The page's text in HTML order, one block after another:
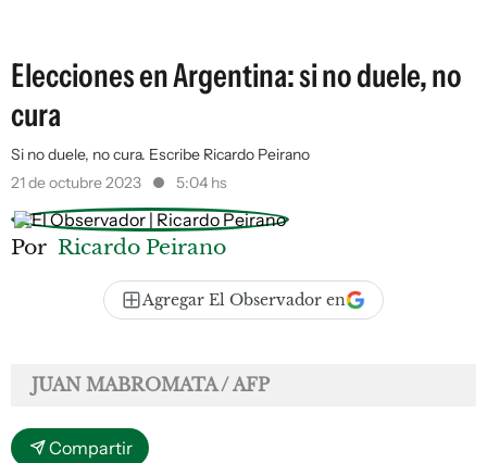
Elecciones en Argentina: si no duele, no
cura
Si no duele, no cura. Escribe Ricardo Peirano
21 de octubre 2023
5:04 hs
Por Ricardo Peirano
Agregar El Observador en
JUAN MABROMATA / AFP
Compartir